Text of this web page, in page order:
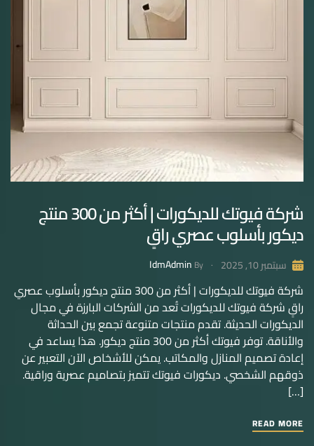
شركة فيوتك للديكورات | أكثر من 300 منتج
ديكور بأسلوب عصري راقٍ
سبتمبر 10, 2025 By
IdmAdmin
شركة فيوتك للديكورات | أكثر من 300 منتج ديكور بأسلوب عصري
راقٍ شركة فيوتك للديكورات تُعد من الشركات البارزة في مجال
الديكورات الحديثة. تقدم منتجات متنوعة تجمع بين الحداثة
والأناقة. توفر فيوتك أكثر من 300 منتج ديكور. هذا يساعد في
إعادة تصميم المنازل والمكاتب. يمكن للأشخاص الآن التعبير عن
ذوقهم الشخصي. ديكورات فيوتك تتميز بتصاميم عصرية وراقية.
[…]
READ MORE